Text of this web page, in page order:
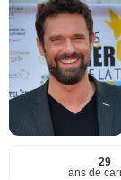
29
ans de